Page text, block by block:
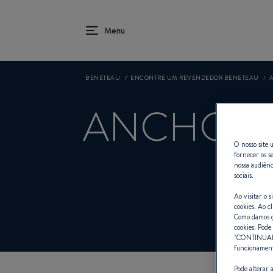
BENETEAU ENCONTRE UM REVENDEDOR BENETEAU
ANCHORO nosso site
fornecer os
nossa
sociais.
Ao visitar o
cookies. Ao
Como
cookies.
"
Pode alterar